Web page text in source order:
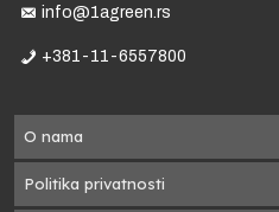
info@1agreen.rs
+381-11-6557800
O nama
Politika privatnosti